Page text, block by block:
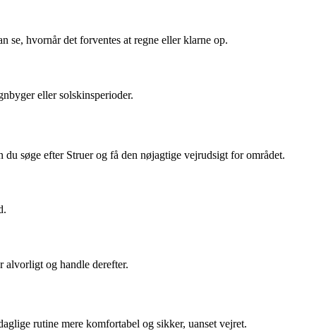
se, hvornår det forventes at regne eller klarne op.
eller solskinsperioder.
søge efter Struer og få den nøjagtige vejrudsigt for området.
alvorligt og handle derefter.
rutine mere komfortabel og sikker, uanset vejret.